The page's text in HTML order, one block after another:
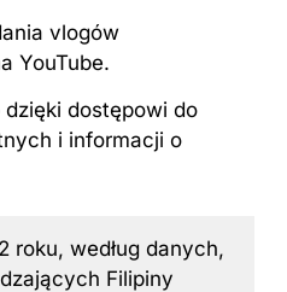
vlogów
YouTube.
dostępowi do
i informacji o
roku, według danych,
Filipiny